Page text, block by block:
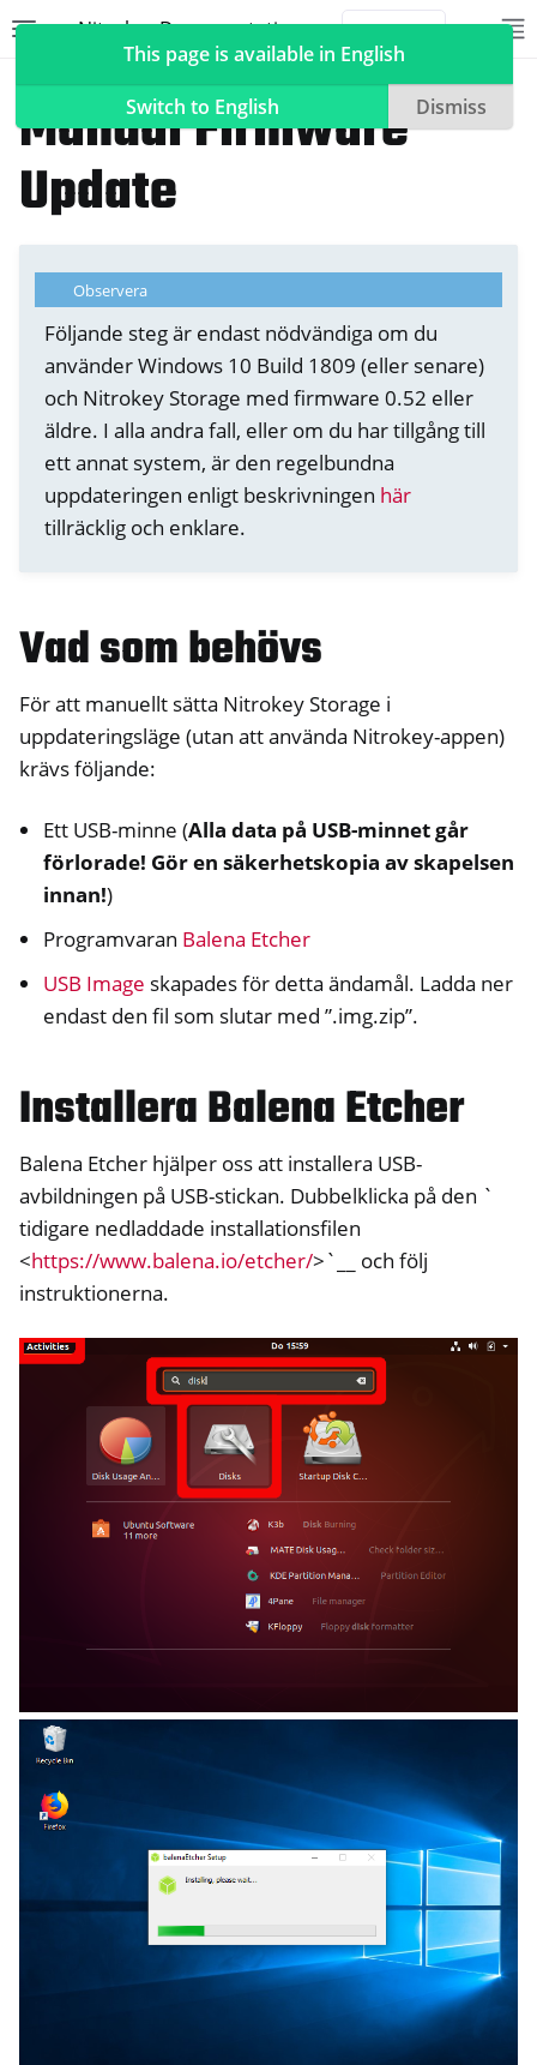
Nitrokey Documentation
navigation of Nitrokey 3
navigation of Nitrokey Passkey
navigation of Nitrokey FIDO2
navigation of Nitrokey HSM 2
navigation of Nitrokey Pro 2
navigation of Nitrokey Start
navigation of NitroPad, NitroPC
navigation of NitroPhone, NitroTablet
navigation of NextBox
navigation of NetHSM
navigation of NitroWall
navigation of NitroWall NW750
Manual Firmware
Update
Observera
Följande steg är endast nödvändiga om du
använder Windows 10 Build 1809 (eller senare)
och Nitrokey Storage med firmware 0.52 eller
äldre. I alla andra fall, eller om du har tillgång till
ett annat system, är den regelbundna
uppdateringen enligt beskrivningen här
tillräcklig och enklare.
Vad som behövs
För att manuellt sätta Nitrokey Storage i
uppdateringsläge (utan att använda Nitrokey-appen)
krävs följande:
Ett USB-minne (Alla data på USB-minnet går
förlorade! Gör en säkerhetskopia av skapelsen
innan!)
Programvaran Balena Etcher
USB Image skapades för detta ändamål. Ladda ner
endast den fil som slutar med ”.img.zip”.
Installera Balena Etcher
Balena Etcher hjälper oss att installera USB-
avbildningen på USB-stickan. Dubbelklicka på den `
tidigare nedladdade installationsfilen
<https://www.balena.io/etcher/>`__ och följ
instruktionerna.
This page is available in English
Switch to English
Dismiss